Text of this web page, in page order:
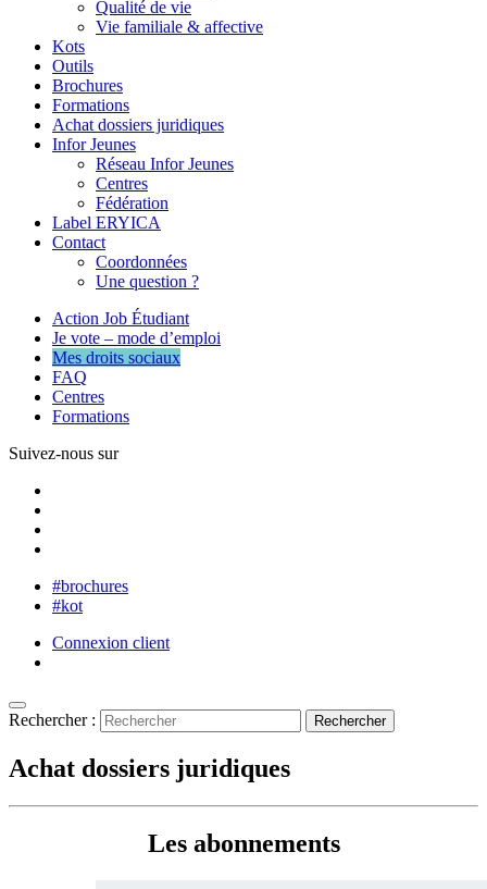
Qualité de vie
Vie familiale & affective
Kots
Outils
Brochures
Formations
Achat dossiers juridiques
Infor Jeunes
Réseau Infor Jeunes
Centres
Fédération
Label ERYICA
Contact
Coordonnées
Une question ?
Action Job Étudiant
Je vote – mode d’emploi
Mes droits sociaux
FAQ
Centres
Formations
Suivez-nous sur
#brochures
#kot
Connexion client
Rechercher :
Achat dossiers juridiques
Les abonnements